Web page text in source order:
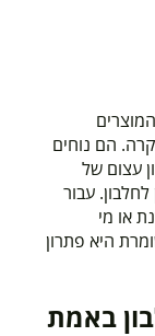
הם נוחים
עצום של
עבור
או מי
היא פתרון
באמת